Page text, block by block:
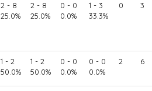
2 - 8
25.0%
2 - 8
25.0%
0 - 0
0.0%
1 - 3
33.3%
0 3
1 - 2
50.0%
1 - 2
50.0%
0 - 0
0.0%
0 - 0
0.0%
2 6